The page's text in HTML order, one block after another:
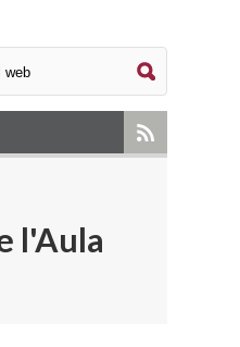
l'Aula